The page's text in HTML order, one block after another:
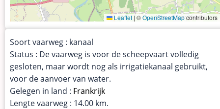
Leaflet | ©OpenStreetMapcontributors
Soort vaarweg : kanaal
Status : De vaarweg is voor de scheepvaart volledig
gesloten, maar wordt nog als irrigatiekanaal gebruikt,
voor de aanvoer van water.
Gelegen in land : Frankrijk
Lengte vaarweg : 14.00 km.